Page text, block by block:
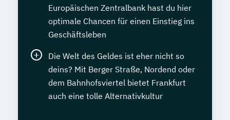
Europäischen Zentralbank hast du hier
optimale Chancen für einen Einstieg ins
Geschäftsleben
Die Welt des Geldes ist eher nicht so
deins? Mit Berger Straße, Nordend oder
dem Bahnhofsviertel bietet Frankfurt
auch eine tolle Alternativkultur